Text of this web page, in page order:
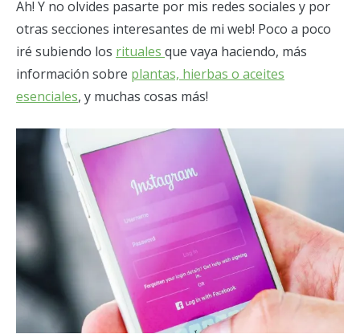
Ah! Y no olvides pasarte por mis redes sociales y por
otras secciones interesantes de mi web! Poco a poco
iré subiendo los rituales que vaya haciendo, más
información sobre plantas, hierbas o aceites
esenciales, y muchas cosas más!